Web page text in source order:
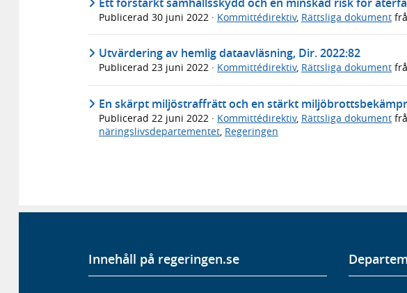
Publicerad 30 juni 2022 · Kommittédirektiv, Rättsliga dokument
Utvärdering av hemlig dataavläsning, Dir. 2022:82
Publicerad 23 juni 2022 · Kommittédirektiv, Rättsliga dokument
En skärpt miljöstraffrätt och en stärkt
Publicerad 22 juni 2022 · Kommittédirektiv, Rättsliga dokument
näringslivsdepartementet, Regeringen
Innehåll på regeringen.se